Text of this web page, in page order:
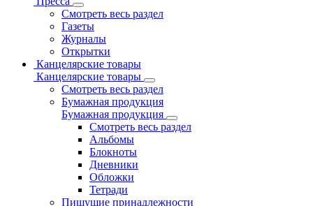
Смотреть весь раздел
Газеты
Журналы
Открытки
Канцелярские товары
Канцелярские товары
Смотреть весь раздел
Бумажная продукция
Бумажная продукция
Смотреть весь раздел
Альбомы
Блокноты
Дневники
Обложки
Тетради
Пишущие принадлежности